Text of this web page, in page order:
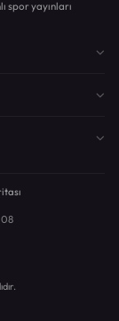
spor yayınları